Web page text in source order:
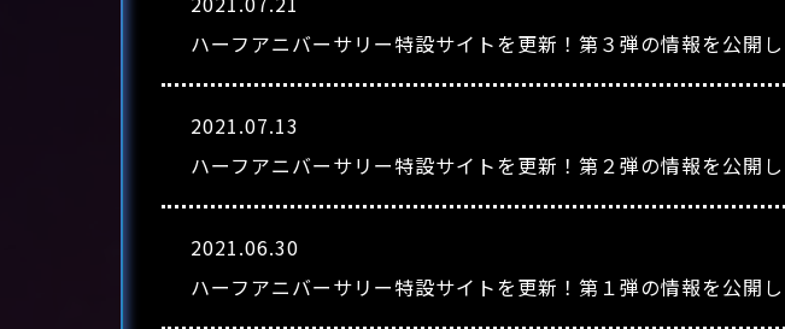
ハーフアニバーサリー特設サイトを更新！第３弾の情報を公開し
2021.07.13
ハーフアニバーサリー特設サイトを更新！第２弾の情報を公開し
2021.06.30
ハーフアニバーサリー特設サイトを更新！第１弾の情報を公開し